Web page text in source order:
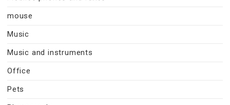
mouse
Music
Music and instruments
Office
Pets